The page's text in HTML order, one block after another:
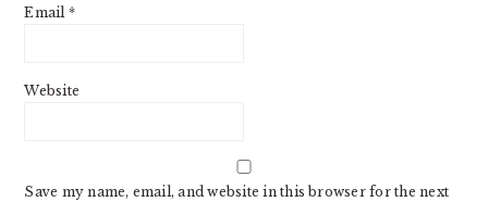
Email *
Website
Save my name, email, and website in this browser for the next